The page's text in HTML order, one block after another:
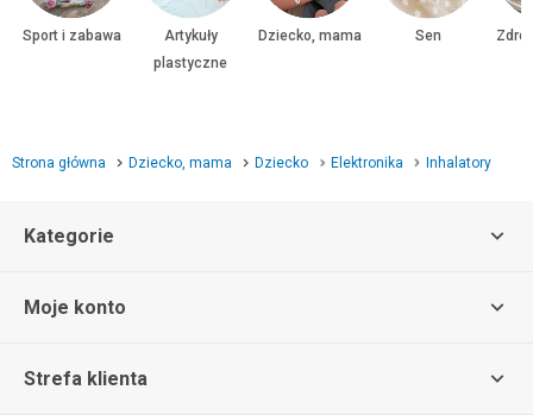
Sport i zabawa
Artykuły
plastyczne
Dziecko, mama Sen
Strona główna Dziecko, mama Dziecko Elektronika Inhalatory
Kategorie
Moje konto
Strefa klienta